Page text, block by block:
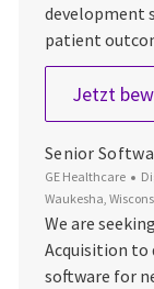
development
patient
Jetzt
Senior
GE Healthcare
Waukesha,
We are
Acquisition to
software for